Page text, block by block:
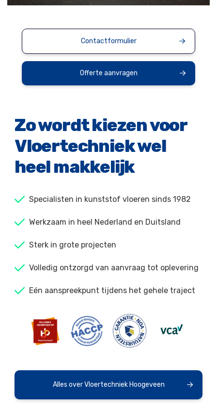
Contactformulier
Offerte aanvragen
Zo wordt kiezen voor
Vloertechniek wel
heel makkelijk
Specialisten in kunststof vloeren sinds 1982
Werkzaam in heel Nederland en Duitsland
Sterk in grote projecten
Volledig ontzorgd van aanvraag tot oplevering
Eén aanspreekpunt tijdens het gehele traject
Alles over Vloertechniek Hoogeveen